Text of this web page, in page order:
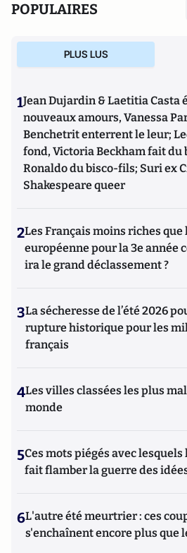
POPULAIRES
PLUS LUS
1Jean Dujardin & Laetitia Casta
nouveaux amours, Vanessa
Benchetrit enterrent le leur;
fond, Victoria Beckham fait
Ronaldo du bisco-fils; Suri ex
Shakespeare queer
2Les Français moins riches que
européenne pour la 3e année
ira le grand déclassement ?
3La sécheresse de l’été 2026
rupture historique pour les
français
4Les villes classées les plus
monde
5Ces mots piégés avec
fait flamber la guerre des
6L'autre été meurtrier : ces
s'enchaînent encore plus que